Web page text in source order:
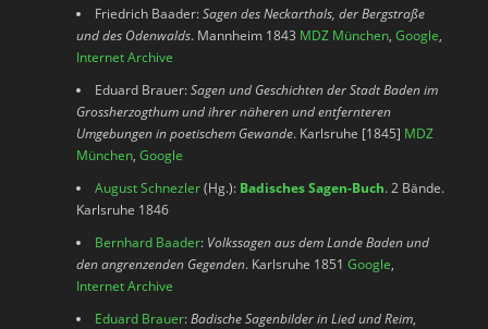
Friedrich Baader:Sagen des Neckarthals, der Bergstraße
und des Odenwalds. Mannheim 1843 MDZ München,Google,
Internet Archive
Eduard Brauer:Sagen und Geschichten der Stadt Baden im
Grossherzogthum und ihrer näheren und entfernteren
Umgebungen in poetischem Gewande. Karlsruhe [1845] MDZ
München,Google
August Schnezler(Hg.): Badisches Sagen-Buch. 2 Bände.
Karlsruhe 1846
Bernhard Baader: Volkssagen aus dem Lande Baden und
den angrenzenden Gegenden. Karlsruhe 1851Google,
Internet Archive
Eduard Brauer:Badische Sagenbilder in Lied und Reim,